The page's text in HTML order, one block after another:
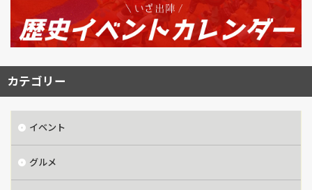
カテゴリー
イベント
グルメ